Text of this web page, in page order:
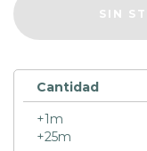
Cantidad
+1m
+25m